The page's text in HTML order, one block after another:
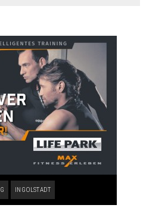
INGOLSTADT